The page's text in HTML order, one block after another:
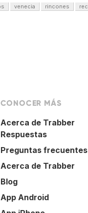
venecia rincones
CONOCER MÁS
Acerca de Trabber
Respuestas
Preguntas frecuentes
Acerca de Trabber
Blog
App Android